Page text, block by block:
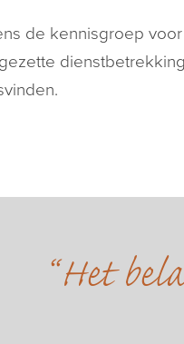
de kennisgroep
Het